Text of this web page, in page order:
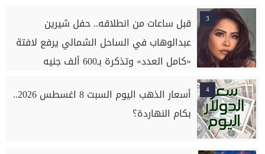
3
قبل ساعات من انطلاقه.. حفل شيرين
عبدالوهاب في الساحل الشمالي يرفع لافتة
«كامل العدد» وتذكرة بـ600 ألف جنيه
4
أسعار الذهب اليوم السبت 8 اغسطس 2026..
بكام النهاردة؟